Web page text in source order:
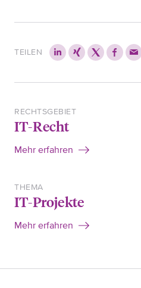
TEILEN
RECHTSGEBIET
IT-Recht
Mehr erfahren
THEMA
IT-Projekte
Mehr erfahren